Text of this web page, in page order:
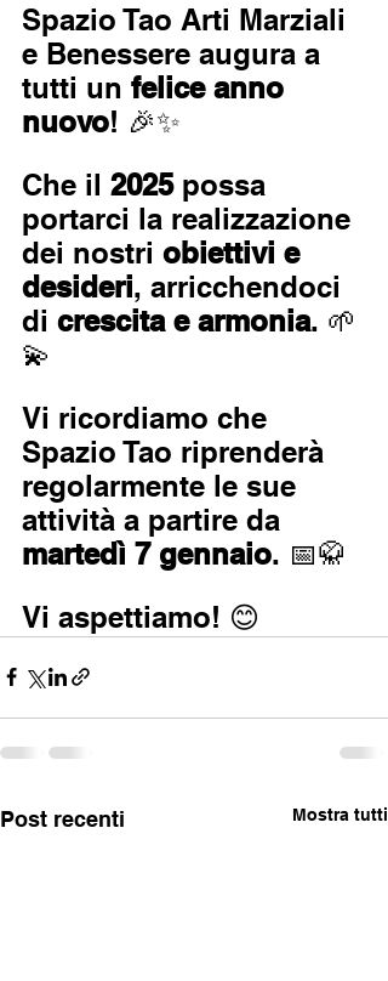
Spazio Tao Arti Marziali
e Benessere augura a
tutti un felice anno
nuovo! 🎉✨
Che il 2025 possa
portarci la realizzazione
dei nostri obiettivi e
desideri, arricchendoci
di crescita e armonia. 🌱
💫
Vi ricordiamo che
Spazio Tao riprenderà
regolarmente le sue
attività a partire da
martedì 7 gennaio. 📅🥋
Vi aspettiamo! 😊
Post recenti Mostra tutti